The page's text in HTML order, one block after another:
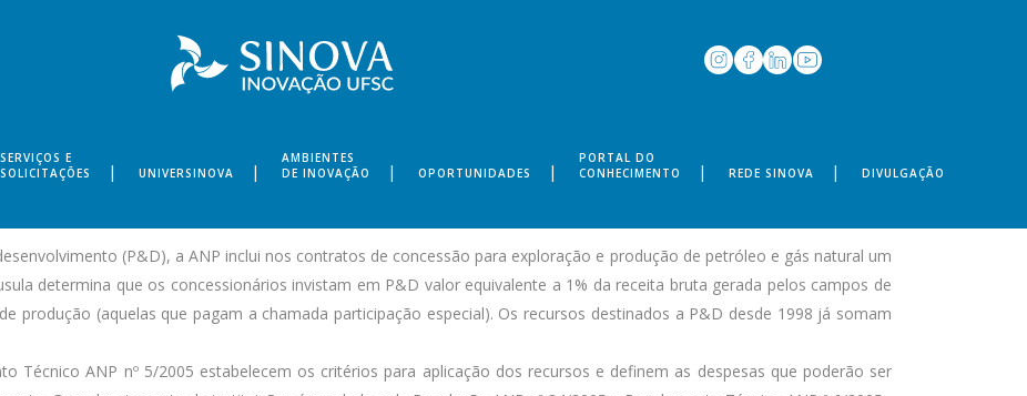
SERVIÇOS E
SOLICITAÇÕES
UNIVERSINOVA
AMBIENTES
DE INOVAÇÃO
OPORTUNIDADES
PORTAL DO
CONHECIMENTO
REDE SINOVA DIVULGAÇÃO
(P&D), a ANP inclui nos contratos de concessão para exploração e produção de petróleo e gás natural um
determina que os concessionários invistam em P&D valor equivalente a 1% da receita bruta gerada pelos campos de
produção (aquelas que pagam a chamada participação especial). Os recursos destinados a P&D desde 1998 já somam
Técnico ANP nº 5/2005 estabelecem os critérios para aplicação dos recursos e definem as despesas que poderão ser